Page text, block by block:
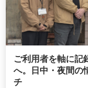
ご利用者を軸に記
へ。日中・夜間の
チ